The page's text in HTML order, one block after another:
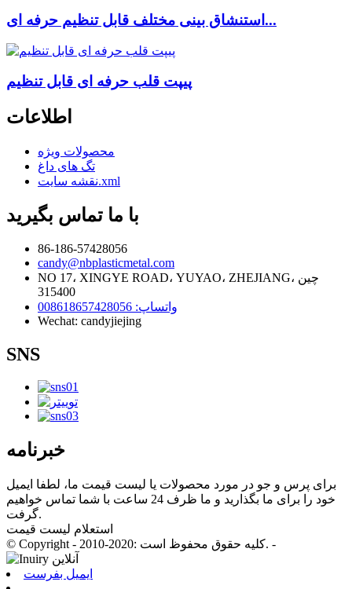
استنشاق بینی مختلف قابل تنظیم حرفه ای...
پیپت قلب حرفه ای قابل تنظیم
اطلاعات
محصولات ویژه
تگ های داغ
نقشه سایت.xml
با ما تماس بگیرید
86-186-57428056
candy@nbplasticmetal.com
NO 17، XINGYE ROAD، YUYAO، ZHEJIANG، چین
315400
واتساپ: 008618657428056
Wechat: candyjiejing
SNS
خبرنامه
برای پرس و جو در مورد محصولات یا لیست قیمت ما، لطفا ایمیل
خود را برای ما بگذارید و ما ظرف 24 ساعت با شما تماس خواهیم
گرفت.
استعلام لیست قیمت
© Copyright - 2010-2020: کلیه حقوق محفوظ است. -
ایمیل بفرست